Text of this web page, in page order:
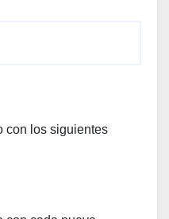
con los siguientes